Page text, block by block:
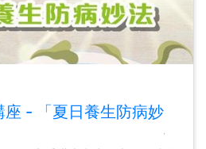
座 - 「夏日養生防病妙